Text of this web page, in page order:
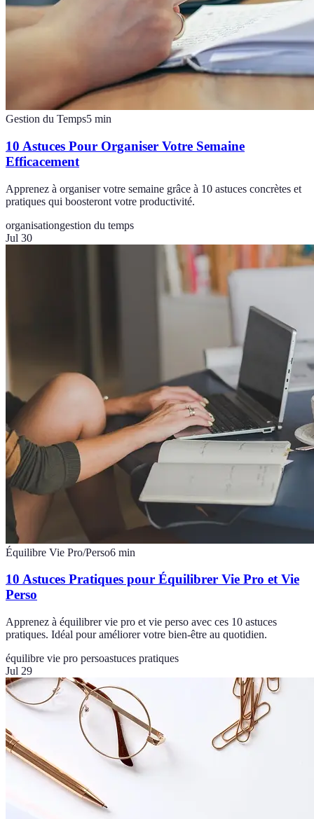
Gestion du Temps5 min
10 Astuces Pour Organiser Votre Semaine
Efficacement
Apprenez à organiser votre semaine grâce à 10 astuces concrètes et
pratiques qui boosteront votre productivité.
organisationgestion du temps
Jul 30
Équilibre Vie Pro/Perso6 min
10 Astuces Pratiques pour Équilibrer Vie Pro et Vie
Perso
Apprenez à équilibrer vie pro et vie perso avec ces 10 astuces
pratiques. Idéal pour améliorer votre bien-être au quotidien.
équilibre vie pro persoastuces pratiques
Jul 29